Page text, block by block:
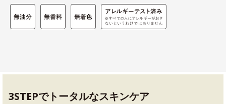
3STEPでトータルなスキンケア